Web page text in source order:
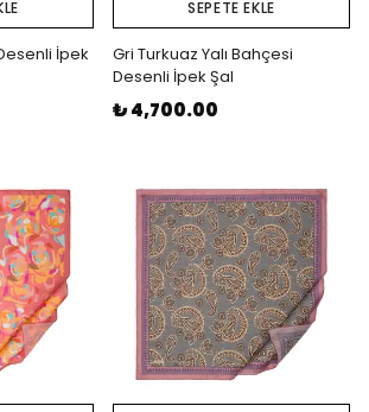
İpek
SEPETE EKLE
Gri Turkuaz Yalı Bahçesi
Desenli İpek Şal
₺ 4,700.00